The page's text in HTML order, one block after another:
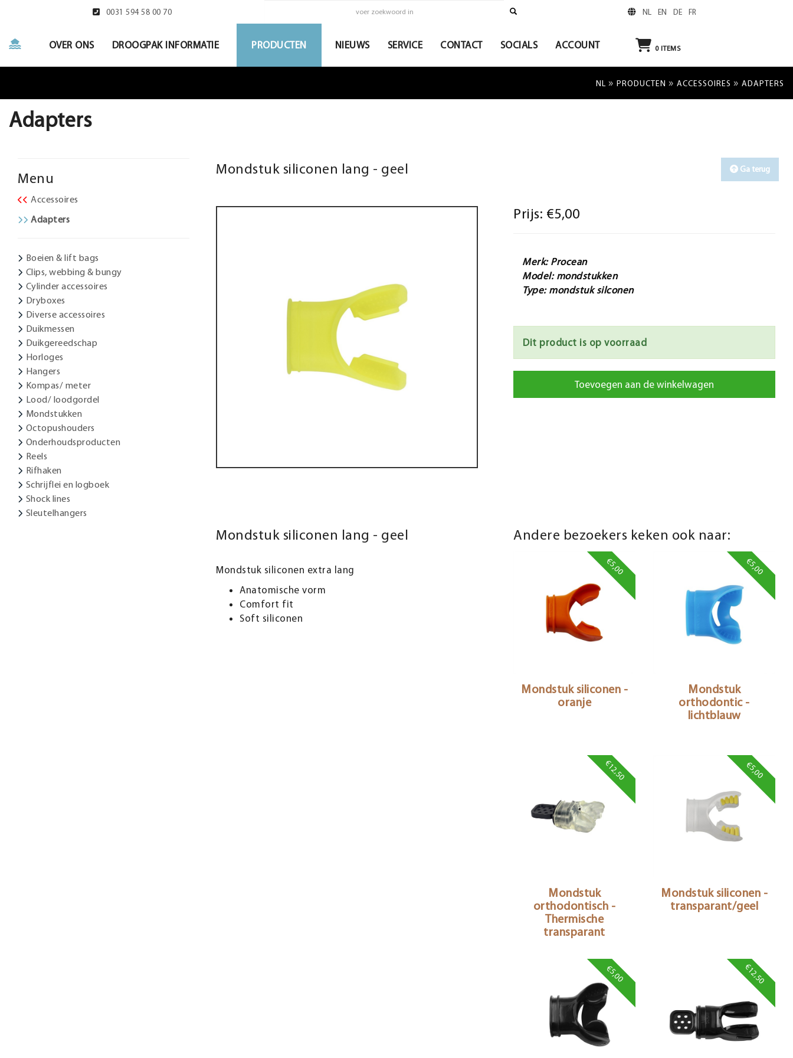
0031 594 58 00 70 NL EN DE FR
OVER ONS DROOGPAK INFORMATIE PRODUCTEN NIEUWS SERVICE CONTACT SOCIALS ACCOUNT 0ITEMS
NL » PRODUCTEN » ACCESSOIRES » ADAPTERS
Adapters
Menu
Accessoires
Adapters
Boeien & lift bags
Clips, webbing & bungy
Cylinder accessoires
Dryboxes
Diverse accessoires
Duikmessen
Duikgereedschap
Horloges
Hangers
Kompas/ meter
Lood/ loodgordel
Mondstukken
Octopushouders
Onderhoudsproducten
Reels
Rifhaken
Schrijflei en logboek
Shock lines
Sleutelhangers
Mondstuk siliconen lang - geel Ga terug
Prijs: €5,00
Merk: Procean
Model: mondstukken
Type: mondstuk silconen
Dit product is op voorraad
Toevoegen aan de winkelwagen
Mondstuk siliconen lang - geel
Mondstuk siliconen extra lang
Anatomische vorm
Comfort fit
Soft siliconen
Andere bezoekers keken ook naar:
€5,00
Mondstuk siliconen -
oranje
€5,00
Mondstuk
orthodontic -
lichtblauw
€12,50
Mondstuk
orthodontisch -
Thermische
transparant
€5,00
Mondstuk siliconen -
transparant/geel
€5,00 €12,50